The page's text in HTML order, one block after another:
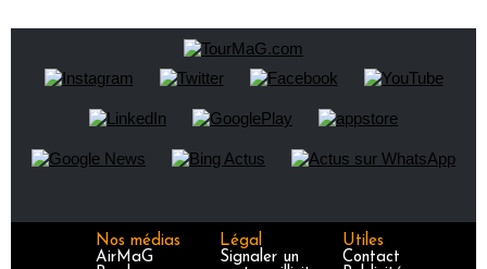
Nos médias
AirMaG
Légal
Signaler un
Utiles
Contact